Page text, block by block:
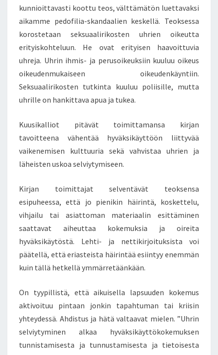
Ä
Y
T
E
T
–
H
K
S
I
Ä
T
T
Ä
J
Ä
T
O
A
T
S
A
L
A
kunnioittavasti koottu teos, välttämätön luettavaksi
aikamme pedofilia-skandaalien keskellä. Teoksessa
korostetaan seksuaalirikosten uhrien oikeutta
erityiskohteluun. He ovat erityisen haavoittuvia
uhreja. Uhrin ihmis- ja perusoikeuksiin kuuluu oikeus
oikeudenmukaiseen oikeudenkäyntiin.
Seksuaalirikosten tutkinta kuuluu poliisille, mutta
uhrille on hankittava apua ja tukea.
Kuusikalliot pitävät toimittamansa kirjan
tavoitteena vähentää hyväksikäyttöön liittyvää
vaikenemisen kulttuuria sekä vahvistaa uhrien ja
läheisten uskoa selviytymiseen.
Kirjan toimittajat selventävät teoksensa
esipuheessa, että jo pienikin häirintä, koskettelu,
vihjailu tai asiattoman materiaalin esittäminen
saattavat aiheuttaa kokemuksia ja oireita
hyväksikäytöstä. Lehti- ja nettikirjoituksista voi
päätellä, että eriasteista häirintää esiintyy enemmän
kuin tällä hetkellä ymmärretäänkään.
On tyypillistä, että aikuisella lapsuuden kokemus
aktivoituu pintaan jonkin tapahtuman tai kriisin
yhteydessä. Ahdistus ja hätä valtaavat mielen. ”Uhrin
selviytyminen alkaa hyväksikäyttökokemuksen
tunnistamisesta ja tunnustamisesta ja tietoisesta